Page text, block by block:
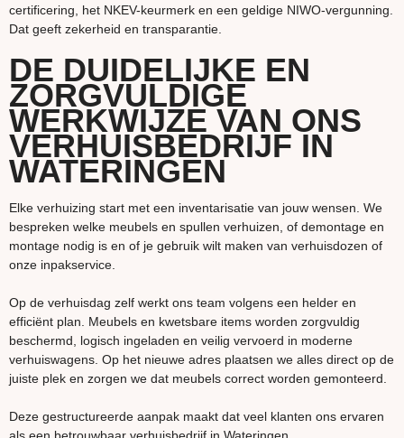
certificering, het NKEV-keurmerk en een geldige NIWO-vergunning.
Dat geeft zekerheid en transparantie.
DE DUIDELIJKE EN
ZORGVULDIGE
WERKWIJZE VAN ONS
VERHUISBEDRIJF IN
WATERINGEN
Elke verhuizing start met een inventarisatie van jouw wensen. We
bespreken welke meubels en spullen verhuizen, of demontage en
montage nodig is en of je gebruik wilt maken van verhuisdozen of
onze inpakservice.
Op de verhuisdag zelf werkt ons team volgens een helder en
efficiënt plan. Meubels en kwetsbare items worden zorgvuldig
beschermd, logisch ingeladen en veilig vervoerd in moderne
verhuiswagens. Op het nieuwe adres plaatsen we alles direct op de
juiste plek en zorgen we dat meubels correct worden gemonteerd.
Deze gestructureerde aanpak maakt dat veel klanten ons ervaren